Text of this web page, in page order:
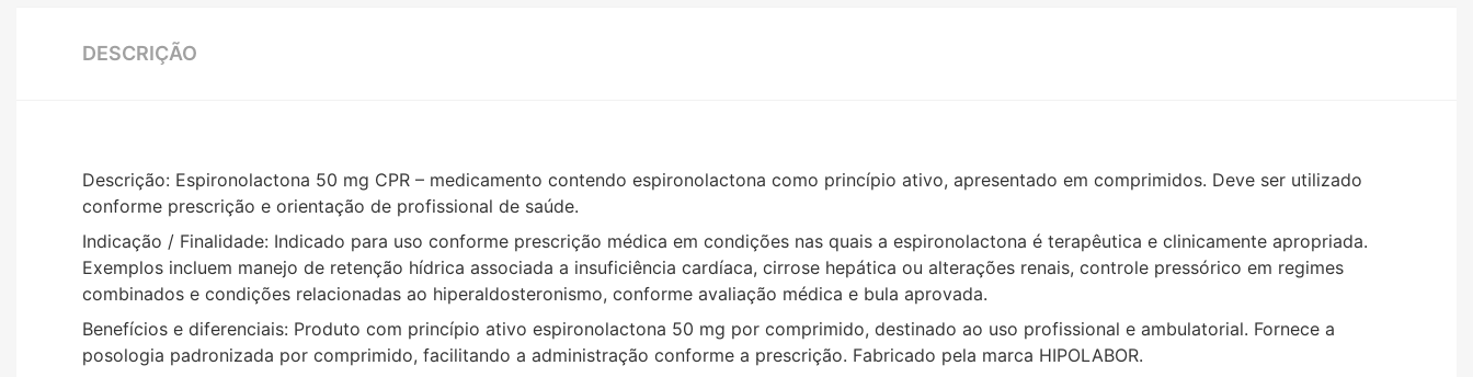
DESCRIÇÃO
Descrição: Espironolactona 50 mg CPR – medicamento contendo espironolactona como princípio ativo, apresentado em comprimidos. Deve ser utilizado
conforme prescrição e orientação de profissional de saúde.
Indicação / Finalidade: Indicado para uso conforme prescrição médica em condições nas quais a espironolactona é terapêutica e clinicamente apropriada.
Exemplos incluem manejo de retenção hídrica associada a insuficiência cardíaca, cirrose hepática ou alterações renais, controle pressórico em regimes
combinados e condições relacionadas ao hiperaldosteronismo, conforme avaliação médica e bula aprovada.
Benefícios e diferenciais: Produto com princípio ativo espironolactona 50 mg por comprimido, destinado ao uso profissional e ambulatorial. Fornece a
posologia padronizada por comprimido, facilitando a administração conforme a prescrição. Fabricado pela marca HIPOLABOR.